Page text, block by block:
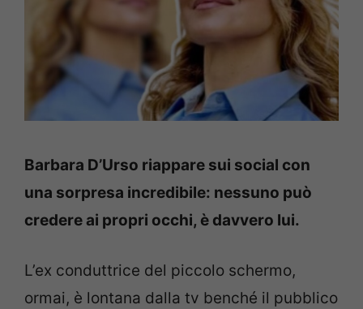
Barbara D’Urso riappare sui social con
una sorpresa incredibile: nessuno può
credere ai propri occhi, è davvero lui.
L’ex conduttrice del piccolo schermo,
ormai, è lontana dalla tv benché il pubblico